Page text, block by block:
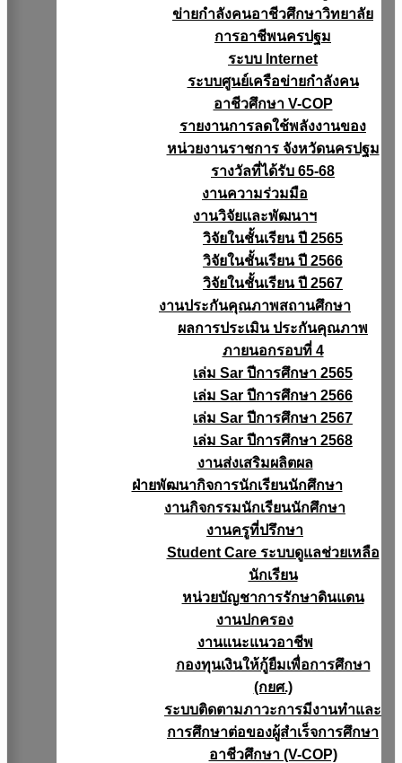
ข่ายกำลังคนอาชีวศึกษาวิทยาลัย
การอาชีพนครปฐม
ระบบ Internet
ระบบศูนย์เครือข่ายกำลังคน
อาชีวศึกษา V-COP
รายงานการลดใช้พลังงานของ
หน่วยงานราชการ จังหวัดนครปฐม
รางวัลที่ได้รับ 65-68
งานความร่วมมือ
งานวิจัยเเละพัฒนาฯ
วิจัยในชั้นเรียน ปี 2565
วิจัยในชั้นเรียน ปี 2566
วิจัยในชั้นเรียน ปี 2567
งานประกันคุณภาพสถานศึกษา
ผลการประเมิน ประกันคุณภาพ
ภายนอกรอบที่ 4
เล่ม Sar ปีการศึกษา 2565
เล่ม Sar ปีการศึกษา 2566
เล่ม Sar ปีการศึกษา 2567
เล่ม Sar ปีการศึกษา 2568
งานส่งเสริมผลิตผล
ฝ่ายพัฒนากิจการนักเรียนนักศึกษา
งานกิจกรรมนักเรียนนักศึกษา
งานครูที่ปรึกษา
Student Care ระบบดูแลช่วยเหลือ
นักเรียน
หน่วยบัญชาการรักษาดินแดน
งานปกครอง
งานแนะแนวอาชีพ
กองทุนเงินให้กู้ยืมเพื่อการศึกษา
(กยศ.)
ระบบติดตามภาวะการมีงานทำและ
การศึกษาต่อของผู้สำเร็จการศึกษา
อาชีวศึกษา (V-COP)